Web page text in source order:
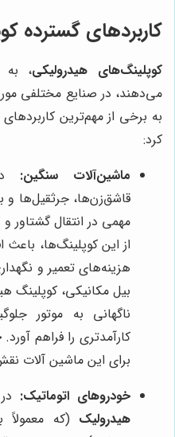
کاربردهای گسترده
کوپلینگ‌های هیدرولیکی، به
می‌دهند، در صنایع مختلفی
به برخی از مهم‌ترین
کرد:
ماشین‌آلات سنگین:
قاشق‌زن‌ها، جرثقیل‌ها و
مهمی در انتقال گشتاور
از این کوپلینگ‌ها،
هزینه‌های تعمیر و
بیل مکانیکی، کوپلینگ
ناگهانی به موتور
کارآمدتری را فراهم آورد.
برای این ماشین آلات
خودروهای اتوماتیک:
هیدرولیک (که معمولاً